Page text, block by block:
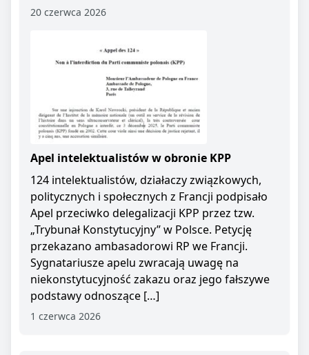
20 czerwca 2026
Apel intelektualistów w obronie KPP
124 intelektualistów, działaczy związkowych,
politycznych i społecznych z Francji podpisało
Apel przeciwko delegalizacji KPP przez tzw.
„Trybunał Konstytucyjny” w Polsce. Petycję
przekazano ambasadorowi RP we Francji.
Sygnatariusze apelu zwracają uwagę na
niekonstytucyjność zakazu oraz jego fałszywe
podstawy odnoszące […]
1 czerwca 2026